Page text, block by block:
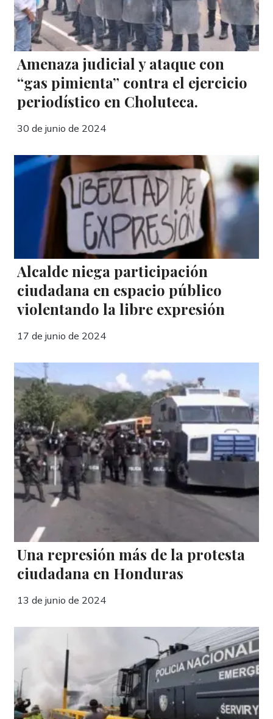
Amenaza judicial y ataque con
“gas pimienta” contra el ejercicio
periodístico en Choluteca.
30 de junio de 2024
Alcalde niega participación
ciudadana en espacio público
violentando la libre expresión
17 de junio de 2024
Una represión más de la protesta
ciudadana en Honduras
13 de junio de 2024